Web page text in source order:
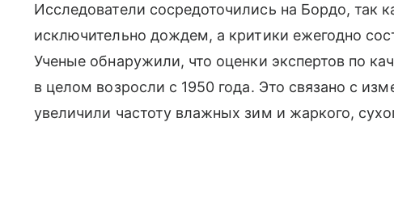
Исследователи сосредоточились на Бордо, так
исключительно дождем, а критики ежегодно
Ученые обнаружили, что оценки экспертов по
в целом возросли с 1950 года. Это связано с
увеличили частоту влажных зим и жаркого,